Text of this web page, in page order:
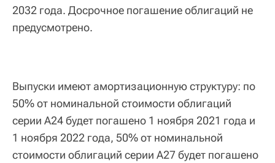
2032 года. Досрочное погашение облигаций не
предусмотрено.
Выпуски имеют амортизационную структуру: по
50% от номинальной стоимости облигаций
серии А24 будет погашено 1 ноября 2021 года и
1 ноября 2022 года, 50% от номинальной
стоимости облигаций серии А27 будет погашено